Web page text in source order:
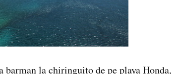
la chiringuito de pe playa Honda,